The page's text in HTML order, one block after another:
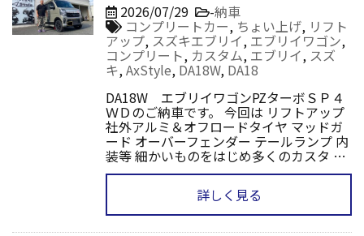
2026/07/29 -納車
コンプリートカー, ちょい上げ, リフト
アップ, スズキエブリイ, エブリイワゴン,
コンプリート, カスタム, エブリイ, スズ
キ,AxStyle, DA18W, DA18
DA18W エブリイワゴンPZターボＳＰ４
ＷＤのご納車です。 今回は リフトアップ
社外アルミ＆オフロードタイヤ マッドガ
ード オーバーフェンダー テールランプ 内
装等 細かいものをはじめ多くのカスタ …
詳しく見る